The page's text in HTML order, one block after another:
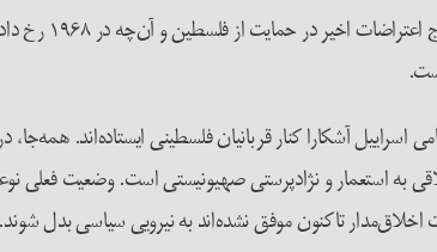
اسراییل آشکارا کنار قربانیان فلسطینی ایستاده‌اند.
به استعمار و نژادپرستی صهیونیستی است. وضعیت فعلی
اخلاق‌مدار تاکنون موفق نشده‌اند به نیرویی سیاسی بدل شوند.